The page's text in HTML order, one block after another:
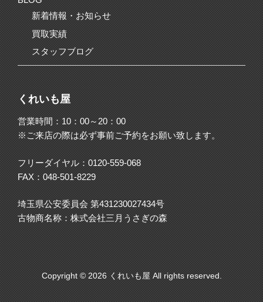
新着情報・お知らせ
買取実績
スタッフブログ
くれいも屋
営業時間：10：00～20：00
※ご来店の際は必ず事前ご予約をお願い致します。
フリーダイヤル：0120-559-068
FAX：048-501-8229
埼玉県公安委員会 第431230027434号
古物商名称：株式会社三月うさぎの森
Copyright © 2026 くれいも屋 All rights reserved.